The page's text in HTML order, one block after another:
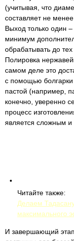
(учитывая, что
составляет не
Выход только один –
минимум
обрабатывать до
Полировка
самом деле это
с помощью болгарки
пастой (например,
конечно, уверенно
процесс
является сложным
Читайте также:
Делаем
максимального
И завершающий этап